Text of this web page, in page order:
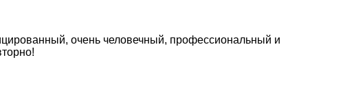
очень человечный, профессиональный и